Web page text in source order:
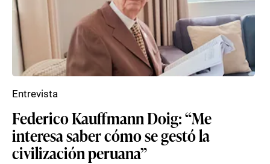
Federico Kauffmann Doig: “Me
interesa saber cómo se gestó la
civilización peruana”
Entrevista